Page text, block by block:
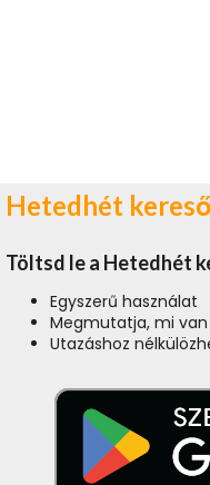
Hetedhét
Töltsd le a Hetedhét
Egyszerű használat
Megmutatja, mi van
Utazáshoz